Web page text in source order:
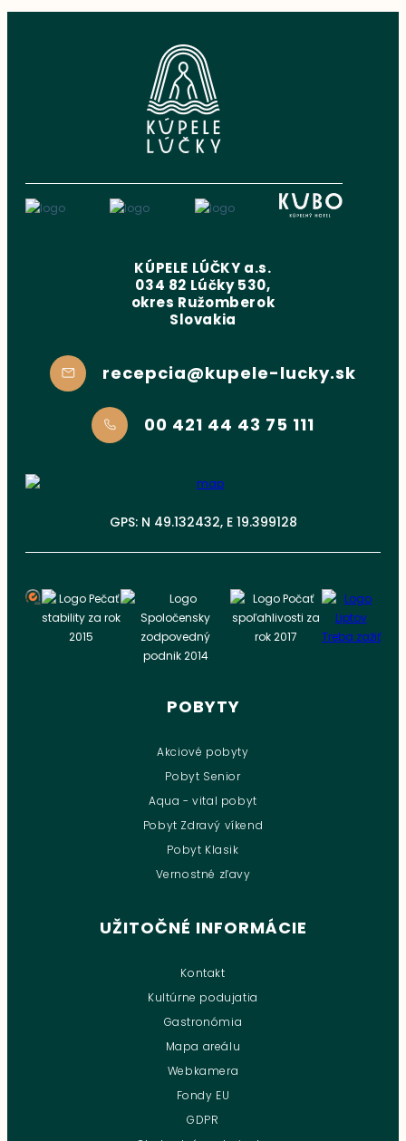
KÚPELE LÚČKY a.s.
034 82 Lúčky 530,
okres Ružomberok
Slovakia
recepcia@kupele-lucky.sk
00 421 44 43 75 111
GPS: N 49.132432, E 19.399128
POBYTY
Akciové pobyty
Pobyt Senior
Aqua - vital pobyt
Pobyt Zdravý víkend
Pobyt Klasik
Vernostné zľavy
UŽITOČNÉ INFORMÁCIE
Kontakt
Kultúrne podujatia
Gastronómia
Mapa areálu
Webkamera
Fondy EU
GDPR